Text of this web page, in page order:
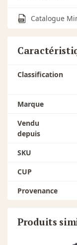
Catalogue
Classification
Marque
Vendu
depuis
SKU
CUP
Provenance
Produits